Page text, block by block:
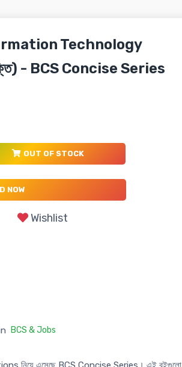
Technology
- BCS Concise ‍Series
OUT OF STOCK
NOW
Wishlist
BCS & Jobs